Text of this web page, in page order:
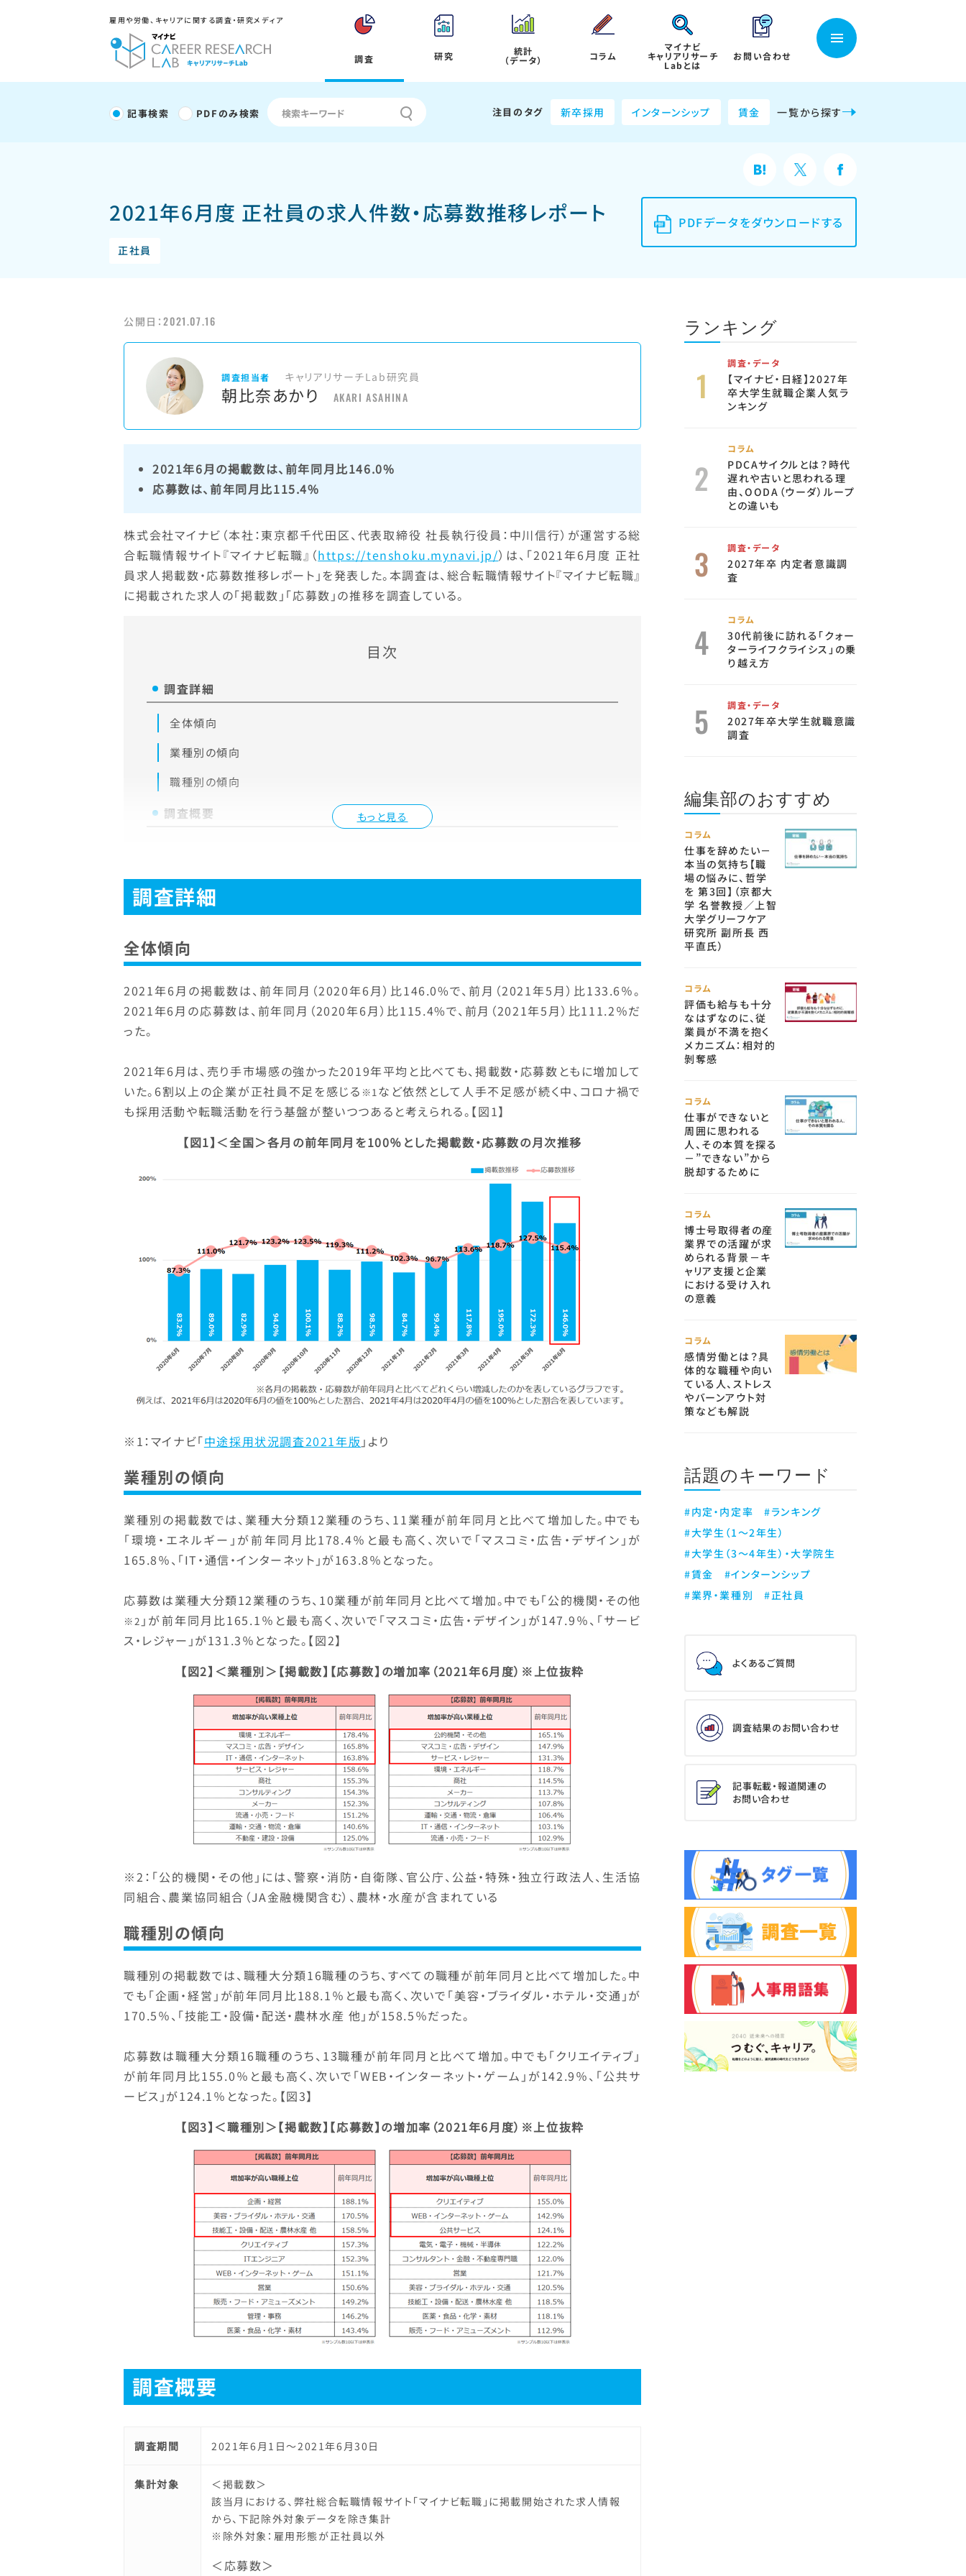
雇用や労働、キャリアに関する調査・研究メディア
調査 研究 統計
（データ） コラム
マイナビ
キャリアリサーチ
Labとは
お問い合わせ
記事検索 PDFのみ検索 注目のタグ 新卒採用 インターンシップ 賃金 一覧から探す
2021年6月度 正社員の求人件数・応募数推移レポート
正社員
PDFデータをダウンロードする
公開日：2021.07.16
調査担当者 キャリアリサーチLab研究員
朝比奈あかり AKARI ASAHINA
2021年6月の掲載数は、前年同月比146.0%
応募数は、前年同月比115.4%
株式会社マイナビ（本社：東京都千代田区、代表取締役 社長執行役員：中川信行）が運営する総
合転職情報サイト『マイナビ転職』（https://tenshoku.mynavi.jp/）は、「2021年6月度 正社
員求人掲載数・応募数推移レポート」を発表した。本調査は、総合転職情報サイト『マイナビ転職』
に掲載された求人の「掲載数」「応募数」の推移を調査している。
目次
もっと見る
調査詳細
全体傾向
業種別の傾向
職種別の傾向
調査概要
調査詳細
全体傾向
2021年6月の掲載数は、前年同月（2020年6月）比146.0%で、前月（2021年5月）比133.6％。
2021年6月の応募数は、前年同月（2020年6月）比115.4%で、前月（2021年5月）比111.2％だ
った。
2021年6月は、売り手市場感の強かった2019年平均と比べても、掲載数・応募数ともに増加して
いた。6割以上の企業が正社員不足を感じる ※1など依然として人手不足感が続く中、コロナ禍で
も採用活動や転職活動を行う基盤が整いつつあると考えられる。【図1】
【図1】＜全国＞各月の前年同月を100％とした掲載数・応募数の月次推移
※1：マイナビ「中途採用状況調査2021年版 」より
業種別の傾向
業種別の掲載数では、業種大分類12業種のうち、11業種が前年同月と比べて増加した。中でも
「環境・エネルギー」が前年同月比178.4％と最も高く、次いで「マスコミ・広告・デザイン」が
165.8％、「IT・通信・インターネット」が163.8％となった。
応募数は業種大分類12業種のうち、10業種が前年同月と比べて増加。中でも「公的機関・その他
※2 」が前年同月比165.1％と最も高く、次いで「マスコミ・広告・デザイン」が147.9％、「サービ
ス・レジャー」が131.3％となった。【図2】
【図2】 ＜業種別＞【掲載数】【応募数】の増加率（2021年6月度）※上位抜粋
※2：「公的機関・その他」には、警察・消防・自衛隊、官公庁、公益・特殊・独立行政法人、生活協
同組合、農業協同組合（JA金融機関含む）、農林・水産が含まれている
職種別の傾向
職種別の掲載数では、職種大分類16職種のうち、すべての職種が前年同月と比べて増加した。中
でも「企画・経営」が前年同月比188.1％と最も高く、次いで「美容・ブライダル・ホテル・交通」が
170.5％、「技能工・設備・配送・農林水産 他」が158.5％だった。
応募数は職種大分類16職種のうち、13職種が前年同月と比べて増加。中でも「クリエイティブ」
が前年同月比155.0％と最も高く、次いで「WEB・インターネット・ゲーム」が142.9％、「公共サ
ービス」が124.1％となった。【図3】
【図3】＜職種別＞【掲載数】【応募数】の増加率（2021年6月度）※上位抜粋
調査概要
調査期間 2021年6月1日～2021年6月30日
集計対象
＜掲載数＞
該当月における、弊社総合転職情報サイト「マイナビ転職」に掲載開始された求人情報
から、下記除外対象データを除き集計
※除外対象：雇用形態が正社員以外
＜応募数＞
ランキング
調査・データ
【マイナビ・日経】2027年
卒大学生就職企業人気ラ
ンキング
コラム
PDCAサイクルとは？時代
遅れや古いと思われる理
由、OODA（ウーダ）ループ
との違いも
調査・データ
2027年卒 内定者意識調
査
コラム
30代前後に訪れる「クォー
ターライフクライシス」の乗
り越え方
調査・データ
2027年卒大学生就職意識
調査
編集部のおすすめ
コラム
仕事を辞めたい－
本当の気持ち【職
場の悩みに、哲学
を 第3回】（京都大
学 名誉教授／上智
大学グリーフケア
研究所 副所長 西
平直氏）
コラム
評価も給与も十分
なはずなのに、従
業員が不満を抱く
メカニズム：相対的
剝奪感
コラム
仕事ができないと
周囲に思われる
人、その本質を探る
－”できない”から
脱却するために
コラム
博士号取得者の産
業界での活躍が求
められる背景－キ
ャリア支援と企業
における受け入れ
の意義
コラム
感情労働とは？具
体的な職種や向い
ている人、ストレス
やバーンアウト対
策なども解説
話題のキーワード
#内定・内定率
#ランキング
#大学生（1～2年生）
#大学生（3～4年生）・大学院生
#賃金
#インターンシップ
#業界・業種別
#正社員
よくあるご質問
調査結果のお問い合わせ
記事転載・報道関連の
お問い合わせ